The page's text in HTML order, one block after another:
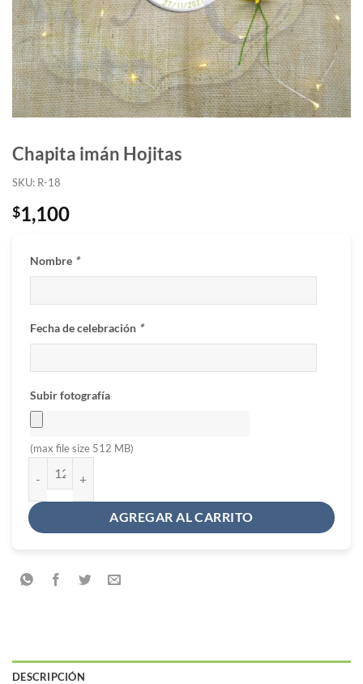
Chapita imán Hojitas
SKU: R-18
$1,100
Nombre *
Fecha de celebración *
Subir fotografía
(max file size 512 MB)
AGREGAR AL CARRITO
DESCRIPCIÓN